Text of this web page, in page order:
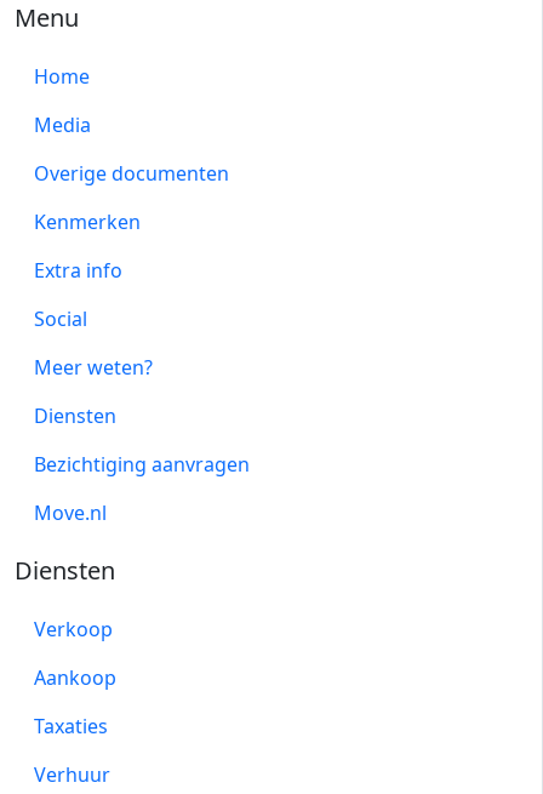
Menu
Home
Media
Overige documenten
Kenmerken
Extra info
Social
Meer weten?
Diensten
Bezichtiging aanvragen
Move.nl
Diensten
Verkoop
Aankoop
Taxaties
Verhuur